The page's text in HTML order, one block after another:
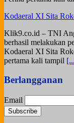
Kodaeral XI Sita
Klik9.co.id – TNI
berhasil melakukan
Kodaeral XI Sita
pertama kali tampil
Berlangganan
Email